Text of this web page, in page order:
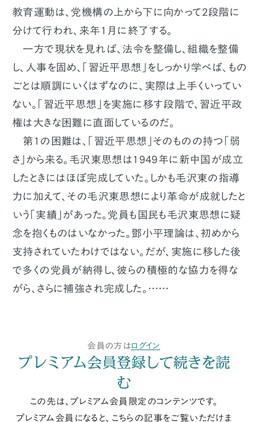
教育運動は、党機構の上から下に向かって2段階に
分けて行われ、来年1月に終了する。
一方で現状を見れば、法令を整備し、組織を整備
し、人事を固め、「習近平思想」をしっかり学べば、もの
ごとは順調にいくはずなのに、実際は上手くいってい
ない。「習近平思想」を実施に移す段階で、習近平政
権は大きな困難に直面しているのだ。
第1の困難は、「習近平思想」そのものの持つ「弱
さ」から来る。毛沢東思想は1949年に新中国が成立
したときにはほぼ完成していた。しかも毛沢東の指導
力に加えて、その毛沢東思想により革命が成就したと
いう「実績」があった。党員も国民も毛沢東思想に疑
念を抱くものはいなかった。鄧小平理論は、初めから
支持されていたわけではない。だが、実施に移した後
で多くの党員が納得し、彼らの積極的な協力を得な
がら、さらに補強され完成した。……
会員の方はログイン
プレミアム会員登録して続きを読
む
この先は、プレミアム会員限定のコンテンツです。
プレミアム会員になると、こちらの記事をご覧いただけま